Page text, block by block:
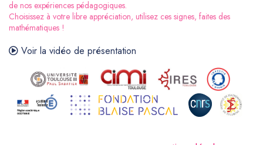
de nos expériences pédagogiques.
Choisissez à votre libre appréciation, utilisez ces signes, faites des
mathématiques !
Voir la vidéo de présentation